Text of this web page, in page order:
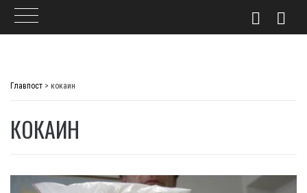
Главпост > кокаин
КОКАИН